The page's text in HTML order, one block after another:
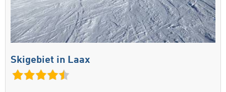
Skigebiet in Laax